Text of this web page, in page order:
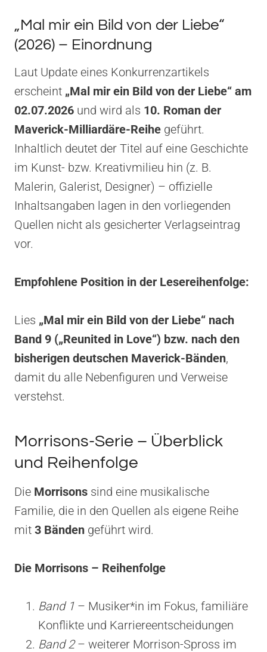
„Mal mir ein Bild von der Liebe“
(2026) – Einordnung
Laut Update eines Konkurrenzartikels
erscheint „Mal mir ein Bild von der Liebe“ am
02.07.2026 und wird als 10. Roman der
Maverick-Milliardäre-Reihe geführt.
Inhaltlich deutet der Titel auf eine Geschichte
im Kunst- bzw. Kreativmilieu hin (z. B.
Malerin, Galerist, Designer) – offizielle
Inhaltsangaben lagen in den vorliegenden
Quellen nicht als gesicherter Verlagseintrag
vor.
Empfohlene Position in der Lesereihenfolge:
Lies „Mal mir ein Bild von der Liebe“ nach
Band 9 („Reunited in Love“) bzw. nach den
bisherigen deutschen Maverick-Bänden,
damit du alle Nebenfiguren und Verweise
verstehst.
Morrisons-Serie – Überblick
und Reihenfolge
Die Morrisons sind eine musikalische
Familie, die in den Quellen als eigene Reihe
mit 3 Bänden geführt wird.
Die Morrisons – Reihenfolge
Band 1 – Musiker*in im Fokus, familiäre
Konflikte und Karriereentscheidungen
Band 2– weiterer Morrison-Spross im